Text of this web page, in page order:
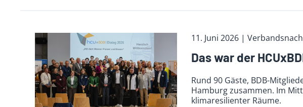
11. Juni 2026 |
Das war der
Rund 90 Gäste, BDB-
Hamburg zusammen. Im
klimaresilienter Räume.